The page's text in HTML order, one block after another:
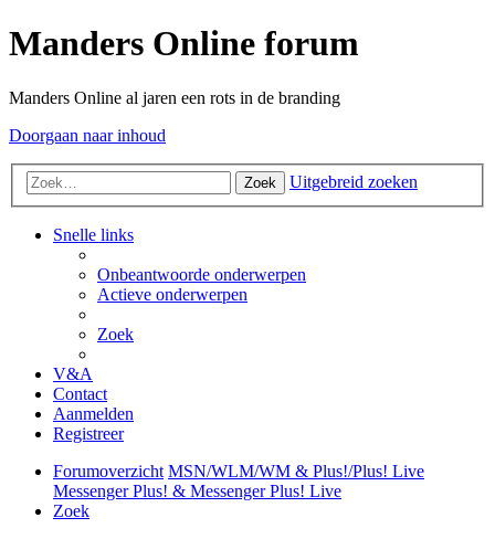
Manders Online forum
Manders Online al jaren een rots in de branding
Doorgaan naar inhoud
Zoek Uitgebreid zoeken
Snelle links
Onbeantwoorde onderwerpen
Actieve onderwerpen
Zoek
V&A
Contact
Aanmelden
Registreer
Forumoverzicht MSN/WLM/WM & Plus!/Plus! Live
Messenger Plus! & Messenger Plus! Live
Zoek